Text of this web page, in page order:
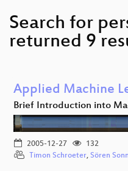
Search for
returned 9
Applied Machine
Brief Introduction into
2005-12-27
132
Timon Schroeter, Sören